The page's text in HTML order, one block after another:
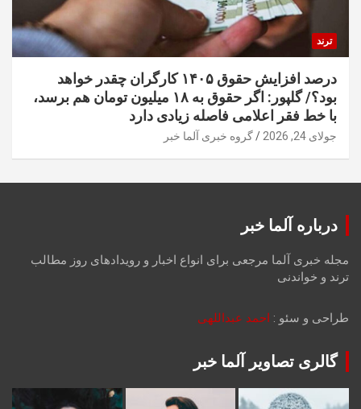
ترند
درصد افزایش حقوق ۱۴۰۵ کارگران چقدر خواهد
بود؟/ گلپور: اگر حقوق به ۱۸ میلیون تومان هم برسد،
با خط فقر اعلامی فاصله زیادی دارد
جولای 24, 2026 گروه خبری آلما خبر
درباره آلما خبر
مجله خبری آلما مرجعی برای انواع اخبار و رویدادهای روز مطالب
ترند و خواندنی
طراحی و سئو : احمد عبداللهی
گالری تصاویر آلما خبر